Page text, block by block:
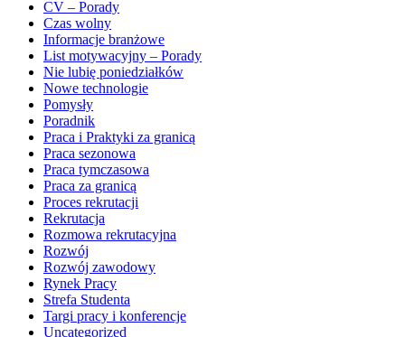
CV – Porady
Czas wolny
Informacje branżowe
List motywacyjny – Porady
Nie lubię poniedziałków
Nowe technologie
Pomysły
Poradnik
Praca i Praktyki za granicą
Praca sezonowa
Praca tymczasowa
Praca za granicą
Proces rekrutacji
Rekrutacja
Rozmowa rekrutacyjna
Rozwój
Rozwój zawodowy
Rynek Pracy
Strefa Studenta
Targi pracy i konferencje
Uncategorized